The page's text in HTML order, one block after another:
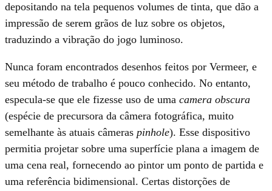
depositando na tela pequenos volumes de tinta, que dão a
impressão de serem grãos de luz sobre os objetos,
traduzindo a vibração do jogo luminoso.
Nunca foram encontrados desenhos feitos por Vermeer, e
seu método de trabalho é pouco conhecido. No entanto,
especula-se que ele fizesse uso de uma camera obscura
(espécie de precursora da câmera fotográfica, muito
semelhante às atuais câmeras pinhole). Esse dispositivo
permitia projetar sobre uma superfície plana a imagem de
uma cena real, fornecendo ao pintor um ponto de partida e
uma referência bidimensional. Certas distorções de